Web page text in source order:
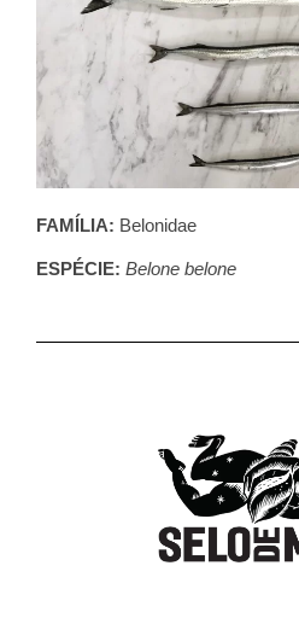
FAMÍLIA: Belonidae
ESPÉCIE: Belone belone